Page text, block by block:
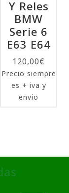
Y Reles
BMW
Serie 6
E63 E64
120,00€
Precio siempre
es + iva y
envio